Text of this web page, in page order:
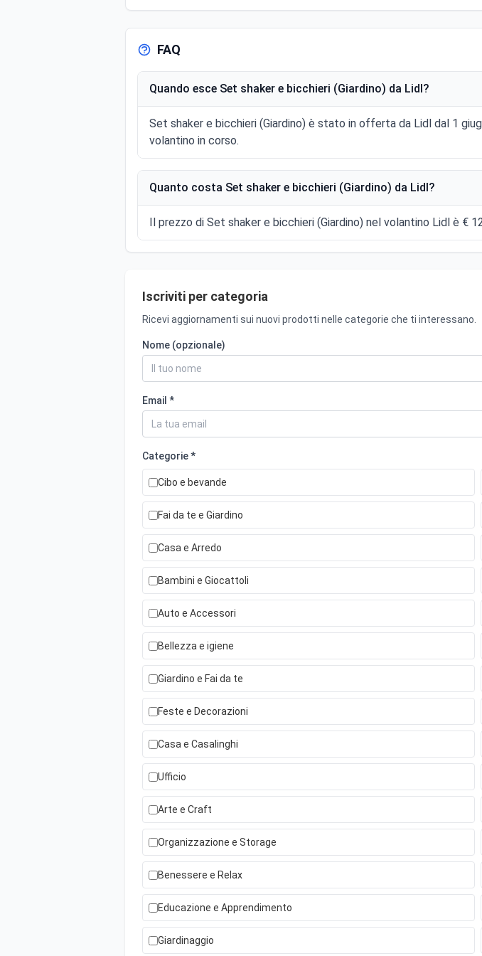
FAQ
Quando esce Set shaker e bicchieri (Giardino) da Lidl?
Set shaker e bicchieri (Giardino) è stato in offerta da Lidl dal 1
volantino in corso.
Quanto costa Set shaker e bicchieri (Giardino) da Lidl?
Il prezzo di Set shaker e bicchieri (Giardino) nel volantino Lidl è €
Iscriviti per categoria
Ricevi aggiornamenti sui nuovi prodotti nelle categorie che ti interessano.
Nome (opzionale)
Email *
Categorie *
Cibo e bevande
Fai da te e Giardino
Casa e Arredo
Bambini e Giocattoli
Auto e Accessori
Bellezza e igiene
Giardino e Fai da te
Feste e Decorazioni
Casa e Casalinghi
Ufficio
Arte e Craft
Organizzazione e Storage
Benessere e Relax
Educazione e Apprendimento
Giardinaggio